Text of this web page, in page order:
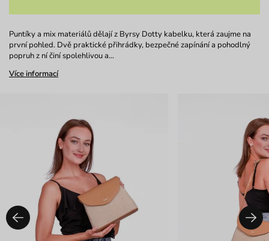
Puntíky a mix materiálů dělají z Byrsy Dotty kabelku, která zaujme na
první pohled. Dvě praktické přihrádky, bezpečné zapínání a pohodlný
popruh z ní činí spolehlivou a…
Více informací